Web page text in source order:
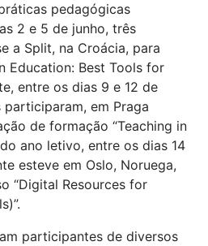
pedagógicas
2 e 5 de junho, três
a Split, na Croácia, para
Education: Best Tools for
entre os dias 9 e 12 de
em Praga
de formação “Teaching in
ano letivo, entre os dias 14
esteve em Oslo, Noruega,
“Digital Resources for
participantes de diversos